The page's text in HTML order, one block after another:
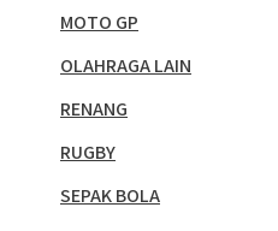
MOTO GP
OLAHRAGA LAIN
RENANG
RUGBY
SEPAK BOLA